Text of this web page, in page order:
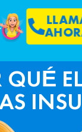
QUÉ